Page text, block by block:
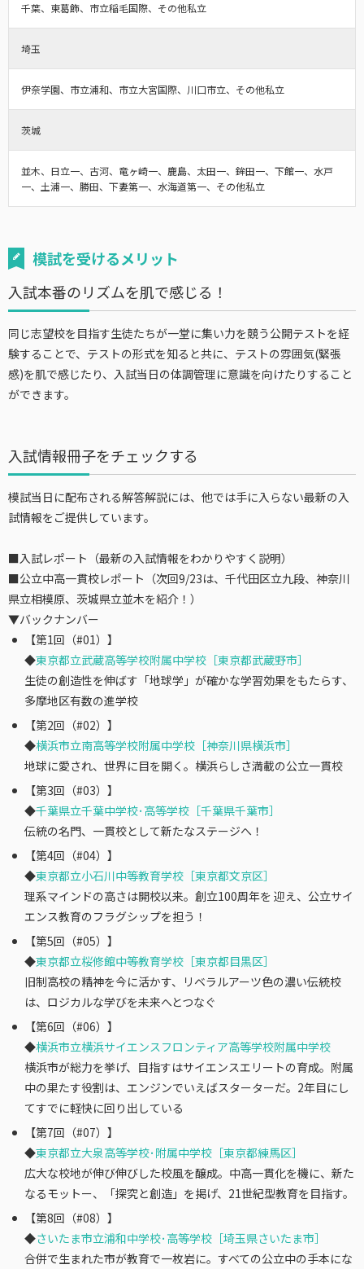
千葉、東葛飾、市立稲毛国際、その他私立
埼玉
伊奈学園、市立浦和、市立大宮国際、川口市立、その他私立
茨城
並木、日立一、古河、竜ヶ崎一、鹿島、太田一、鉾田一、下館一、水戸
一、土浦一、勝田、下妻第一、水海道第一、その他私立
模試を受けるメリット
入試本番のリズムを肌で感じる！
同じ志望校を目指す生徒たちが一堂に集い力を競う公開テストを経
験することで、テストの形式を知ると共に、テストの雰囲気(緊張
感)を肌で感じたり、入試当日の体調管理に意識を向けたりすること
ができます。
入試情報冊子をチェックする
模試当日に配布される解答解説には、他では手に入らない最新の入
試情報をご提供しています。
■入試レポート（最新の入試情報をわかりやすく説明）
■公立中高一貫校レポート（次回9/23は、千代田区立九段、神奈川
県立相模原、茨城県立並木を紹介！）
▼バックナンバー
【第1回（#01）】
◆東京都立武蔵高等学校附属中学校［東京都武蔵野市］
生徒の創造性を伸ばす「地球学」が確かな学習効果をもたらす、
多摩地区有数の進学校
【第2回（#02）】
◆横浜市立南高等学校附属中学校［神奈川県横浜市］
地球に愛され、世界に目を開く。横浜らしさ満載の公立一貫校
【第3回（#03）】
◆千葉県立千葉中学校･高等学校［千葉県千葉市］
伝統の名門、一貫校として新たなステージへ！
【第4回（#04）】
◆東京都立小石川中等教育学校［東京都文京区］
理系マインドの高さは開校以来。創立100周年を 迎え、公立サイ
エンス教育のフラグシップを担う！
【第5回（#05）】
◆東京都立桜修館中等教育学校［東京都目黒区］
旧制高校の精神を今に活かす、リベラルアーツ色の濃い伝統校
は、ロジカルな学びを未来へとつなぐ
【第6回（#06）】
◆横浜市立横浜サイエンスフロンティア高等学校附属中学校
横浜市が総力を挙げ、目指すはサイエンスエリートの育成。附属
中の果たす役割は、エンジンでいえばスターターだ。2年目にし
てすでに軽快に回り出している
【第7回（#07）】
◆東京都立大泉高等学校･附属中学校［東京都練馬区］
広大な校地が伸び伸びした校風を醸成。中高一貫化を機に、新た
なるモットー、「探究と創造」を掲げ、21世紀型教育を目指す。
【第8回（#08）】
◆さいたま市立浦和中学校･高等学校［埼玉県さいたま市］
合併で生まれた市が教育で一枚岩に。すべての公立中の手本にな